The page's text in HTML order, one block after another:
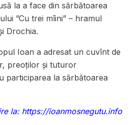
la a face din sărbătoarea
”Cu trei mîini” – hramul
Drochia.
Ioan a adresat un cuvînt de
preoților și tuturor
participarea la sărbătoarea
la: https://ioanmosnegutu.info